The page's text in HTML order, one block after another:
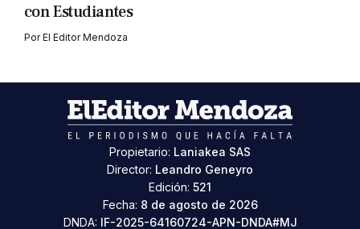
con Estudiantes
PorEl Editor Mendoza
Propietario: Laniakea SAS
Director: Leandro Geneyro
Edición: 521
Fecha: 8 de agosto de 2026
DNDA: IF-2025-64160724-APN-DNDA#MJ